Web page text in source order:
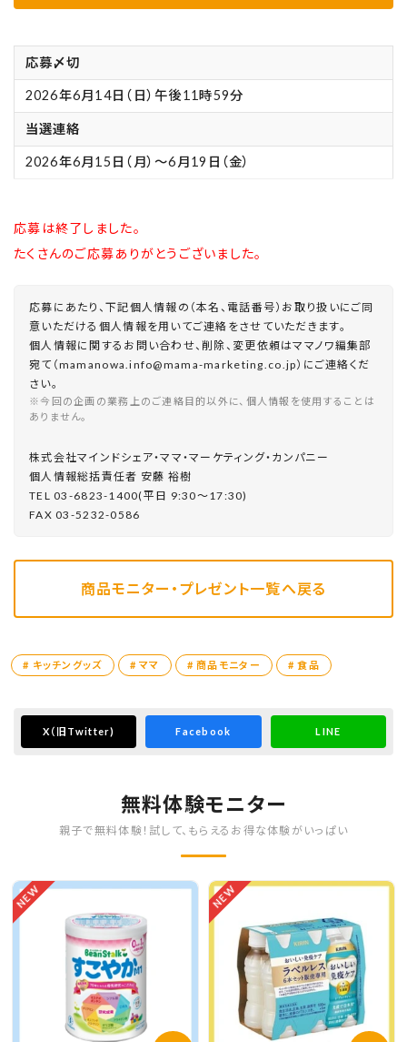
応募〆切
2026年6月14日（日）午後11時59分
当選連絡
2026年6月15日（月）～6月19日（金）
応募は終了しました。
たくさんのご応募ありがとうございました。
応募にあたり、下記個人情報の（本名、電話番号）お取り扱いにご同
意いただける個人情報を用いてご連絡をさせていただきます。
個人情報に関するお問い合わせ、削除、変更依頼はママノワ編集部
宛て（mamanowa.info@mama-marketing.co.jp）にご連絡くだ
さい。
※今回の企画の業務上のご連絡目的以外に、個人情報を使用することは
ありません。
株式会社マインドシェア・ママ・マーケティング・カンパニー
個⼈情報総括責任者 安藤 裕樹
TEL 03-6823-1400(平⽇ 9:30〜17:30)
FAX 03-5232-0586
商品モニター・プレゼント一覧へ戻る
# キッチングッズ # ママ # 商品モニター # 食品
X （旧Twitter) Facebook LINE
無料体験モニター
親子で無料体験！試して、もらえるお得な体験がいっぱい
NEW NEW